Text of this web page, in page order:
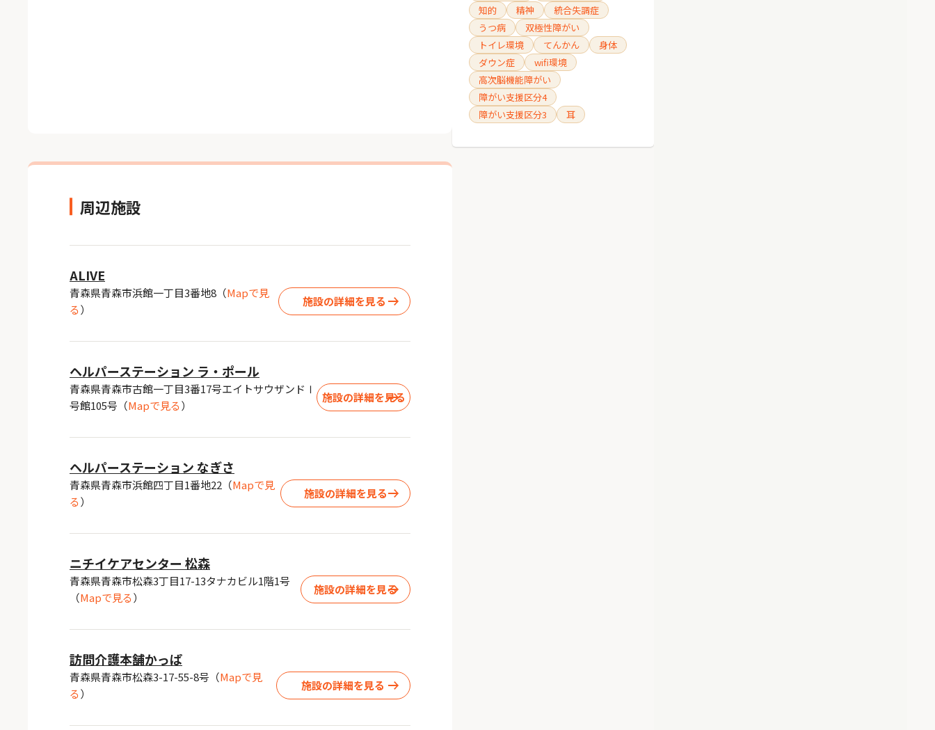
周辺施設
ALIVE
青森県青森市浜館一丁目3番地8 （Mapで見
る）
施設の詳細を見る
ヘルパーステーション ラ・ポール
青森県青森市古館一丁目3番17号エイトサウザンドⅠ
号館105号 （Mapで見る）
施設の詳細を見る
ヘルパーステーション なぎさ
青森県青森市浜館四丁目1番地22 （Mapで見
る）
施設の詳細を見る
ニチイケアセンター 松森
青森県青森市松森3丁目17-13タナカビル1階1号
（Mapで見る）
施設の詳細を見る
訪問介護本舗かっぱ
青森県青森市松森3-17-55-8号 （Mapで見
る）
施設の詳細を見る
知的
精神
統合失調症
うつ病
双極性障がい
トイレ環境
てんかん
身体
ダウン症
wifi環境
高次脳機能障がい
障がい支援区分4
障がい支援区分3
耳